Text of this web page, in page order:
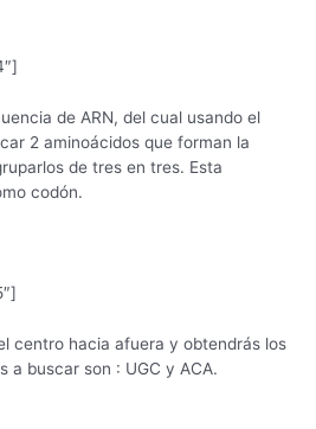
de ARN, del cual usando el
2 aminoácidos que forman la
de tres en tres. Esta
codón.
centro hacia afuera y obtendrás los
a buscar son : UGC y ACA.